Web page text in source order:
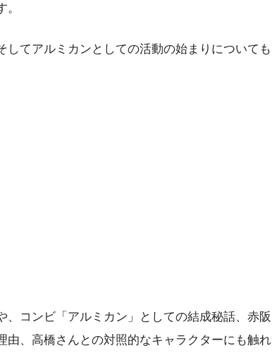
してアルミカンとしての活動の始まりについても
コンビ「アルミカン」としての結成秘話、赤阪
由、高橋さんとの対照的なキャラクターにも触れ